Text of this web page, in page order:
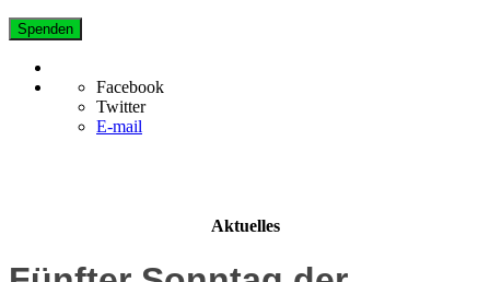
Spenden
Facebook
Twitter
E-mail
Aktuelles